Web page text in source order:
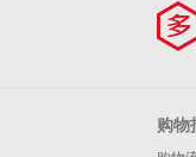
购物